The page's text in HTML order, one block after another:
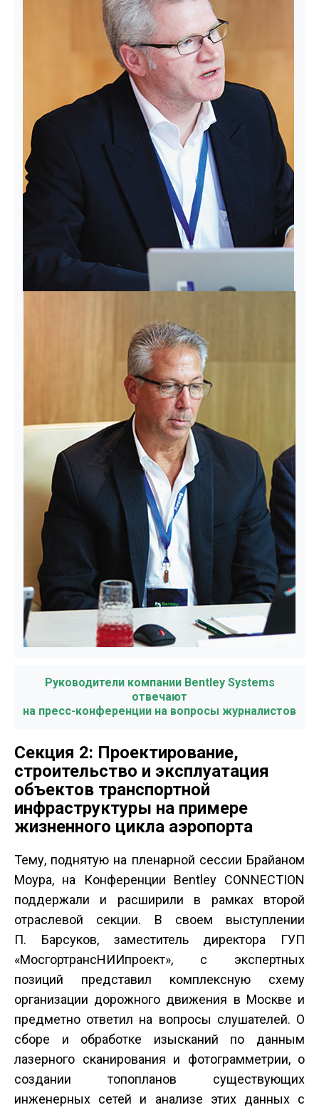
Руководители компании Bentley Systems
отвечают
на пресс-конференции на вопросы журналистов
Секция 2: Проектирование,
строительство и эксплуатация
объектов транспортной
инфраструктуры на примере
жизненного цикла аэропорта
Тему, поднятую на пленарной сессии Брайаном
Моура, на Конференции Bentley CONNECTION
поддержали и расширили в рамках второй
отраслевой секции. В своем выступлении
П. Барсуков, заместитель директора ГУП
«МосгортрансНИИпроект», с экспертных
позиций представил комплексную схему
организации дорожного движения в Москве и
предметно ответил на вопросы слушателей. О
сборе и обработке изысканий по данным
лазерного сканирования и фотограмметрии, о
создании топопланов существующих
инженерных сетей и анализе этих данных с